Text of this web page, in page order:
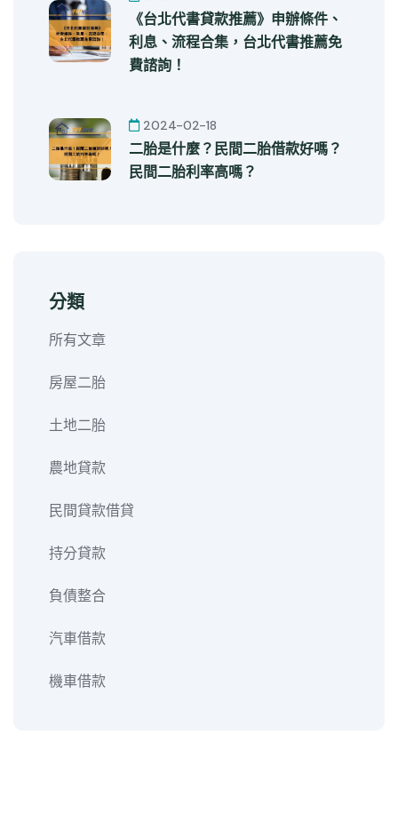
《台北代書貸款推薦》申辦條件、
利息、流程合集，台北代書推薦免
費諮詢！
2024-02-18
二胎是什麼？民間二胎借款好嗎？
民間二胎利率高嗎？
分類
所有文章
房屋二胎
土地二胎
農地貸款
民間貸款借貸
持分貸款
負債整合
汽車借款
機車借款